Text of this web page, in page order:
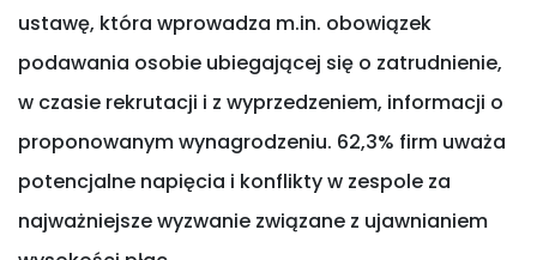
ustawę, która wprowadza m.in. obowiązek
podawania osobie ubiegającej się o zatrudnienie,
w czasie rekrutacji i z wyprzedzeniem, informacji o
proponowanym wynagrodzeniu. 62,3% firm uważa
potencjalne napięcia i konflikty w zespole za
najważniejsze wyzwanie związane z ujawnianiem